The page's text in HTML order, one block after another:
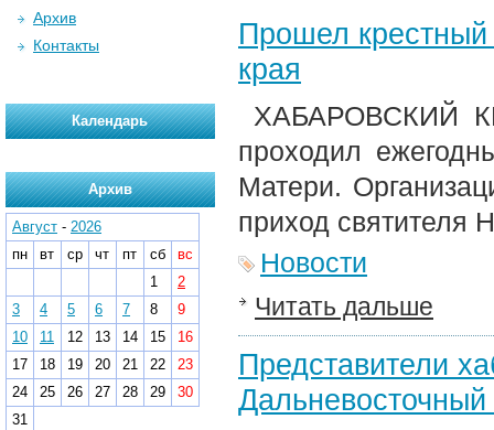
Прошел крестный
края
ХАБАРОВСКИЙ
проходил
Матери.
приход святителя
Новости
Читать дальше
Представители
Архив
Контакты
Календарь
Архив
Август - 2026
пн
вт ср чт пт сб
вс
1
2
3
4 5 6 7 8
9
10
11 12 13 14 15
16
17
18 19 20 21 22
23
24
25 26 27 28 29
30
31